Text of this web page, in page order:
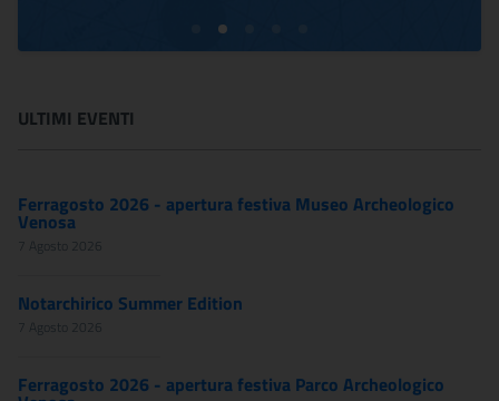
ULTIMI EVENTI
Ferragosto 2026 - apertura festiva Museo Archeologico
Venosa
7 Agosto 2026
Notarchirico Summer Edition
7 Agosto 2026
Ferragosto 2026 - apertura festiva Parco Archeologico